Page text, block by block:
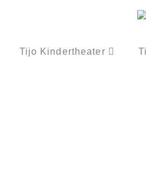
Tijo Kindertheater